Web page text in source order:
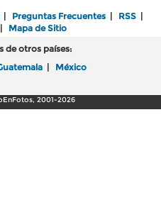
| Preguntas Frecuentes | RSS |
Mapa de Sitio
de otros países:
| México
2001-2026